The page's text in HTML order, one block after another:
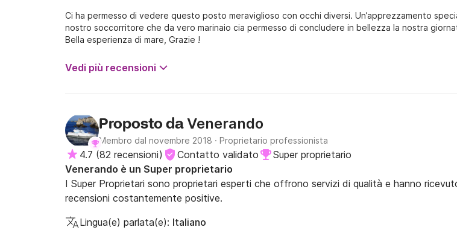
Ci ha permesso di vedere questo posto meraviglioso con occhi diversi. Un’apprezzamento
nostro soccorritore che da vero marinaio cia permesso di concludere in bellezza la nostra
Bella esperienza di mare, Grazie !
Vedi più recensioni
Proposto daVenerando
Membro dal novembre 2018 · Proprietario professionista
4.7 (82 recensioni) Contatto validato
Super proprietario
Venerando è un Super proprietario
I Super Proprietari sono proprietari esperti che offrono servizi di qualità e hanno
recensioni costantemente positive.
Lingua(e) parlata(e): Italiano